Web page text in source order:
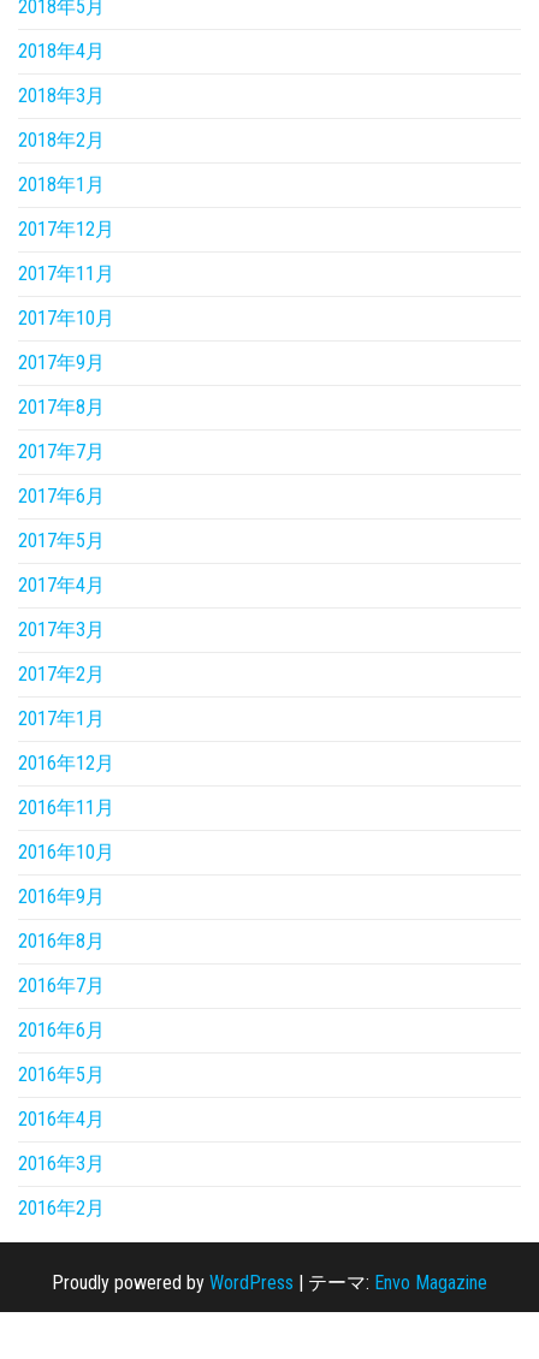
2018年5月
2018年4月
2018年3月
2018年2月
2018年1月
2017年12月
2017年11月
2017年10月
2017年9月
2017年8月
2017年7月
2017年6月
2017年5月
2017年4月
2017年3月
2017年2月
2017年1月
2016年12月
2016年11月
2016年10月
2016年9月
2016年8月
2016年7月
2016年6月
2016年5月
2016年4月
2016年3月
2016年2月
Proudly powered by WordPress | テーマ: Envo Magazine